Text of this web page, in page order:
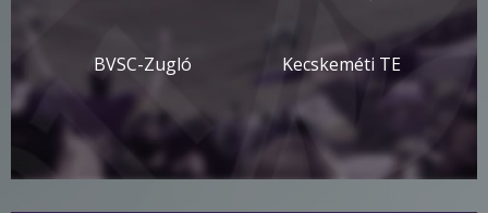
BVSC-Zugló Kecskeméti TE